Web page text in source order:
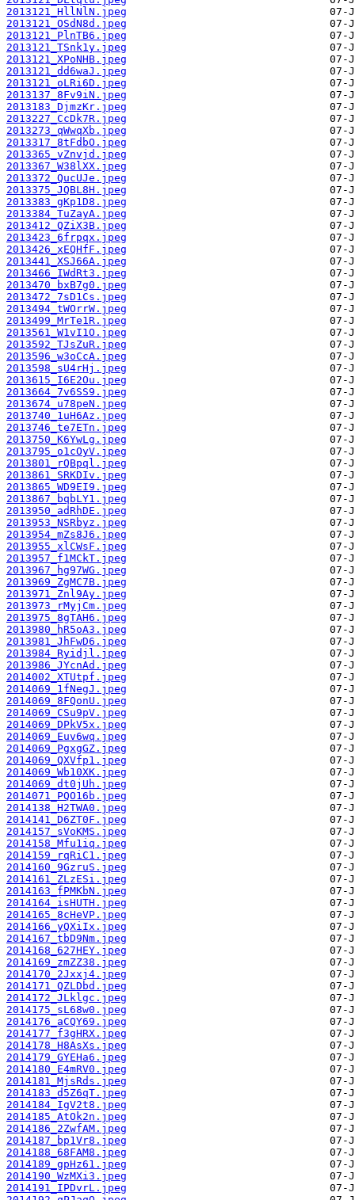
2013121_HllNlN.jpeg
2013121_OSdN8d.jpeg
2013121_PlnTB6.jpeg
2013121_TSnk1y.jpeg
2013121_XPoNHB.jpeg
2013121_dd6waJ.jpeg
2013121_oLRi6D.jpeg
2013137_8Fv9iN.jpeg
2013183_DjmzKr.jpeg
2013227_CcDk7R.jpeg
2013273_qWwqXb.jpeg
2013317_8tFdbO.jpeg
2013365_vZnvjd.jpeg
2013367_W38lXX.jpeg
2013372_QucUJe.jpeg
2013375_JQBL8H.jpeg
2013383_gKp1D8.jpeg
2013384_TuZayA.jpeg
2013412_QZiX3B.jpeg
2013423_6frpqx.jpeg
2013426_xEQHfF.jpeg
2013441_XSJ66A.jpeg
2013466_IWdRt3.jpeg
2013470_bxB7g0.jpeg
2013472_7sD1Cs.jpeg
2013494_tWOrrW.jpeg
2013499_MrTe1R.jpeg
2013561_W1vI1O.jpeg
2013592_TJsZuR.jpeg
2013596_w3oCcA.jpeg
2013598_sU4rHj.jpeg
2013615_I6E2Ou.jpeg
2013664_7v6SS9.jpeg
2013674_u78peN.jpeg
2013740_1uH6Az.jpeg
2013746_te7ETn.jpeg
2013750_K6YwLg.jpeg
2013795_o1cOyV.jpeg
2013801_rQBpql.jpeg
2013861_SRKDIv.jpeg
2013865_WD9EI9.jpeg
2013867_bqbLY1.jpeg
2013950_adRhDE.jpeg
2013953_NSRbyz.jpeg
2013954_mZs8J6.jpeg
2013955_xlCWsF.jpeg
2013957_f1MCkT.jpeg
2013967_hg97WG.jpeg
2013969_ZgMC7B.jpeg
2013971_Znl9Ay.jpeg
2013973_rMyjCm.jpeg
2013975_8gTAH6.jpeg
2013980_hR5oA3.jpeg
2013981_JhFwD6.jpeg
2013984_Ryidjl.jpeg
2013986_JYcnAd.jpeg
2014002_XTUtpf.jpeg
2014069_1fNegJ.jpeg
2014069_8FQonU.jpeg
2014069_CSu9pV.jpeg
2014069_DPkV5x.jpeg
2014069_Euv6wq.jpeg
2014069_PgxgGZ.jpeg
2014069_QXVfp1.jpeg
2014069_Wb10XK.jpeg
2014069_dt0jUh.jpeg
2014071_PQO16b.jpeg
2014138_H2TWA0.jpeg
2014141_D6ZT0F.jpeg
2014157_sVoKMS.jpeg
2014158_Mfu1iq.jpeg
2014159_rqRiC1.jpeg
2014160_9GzruS.jpeg
2014161_ZLzESi.jpeg
2014163_fPMKbN.jpeg
2014164_isHUTH.jpeg
2014165_8cHeVP.jpeg
2014166_yQXiIx.jpeg
2014167_tbD9Nm.jpeg
2014168_627HEY.jpeg
2014169_zmZZ38.jpeg
2014170_2Jxxj4.jpeg
2014171_QZLDbd.jpeg
2014172_JLklgc.jpeg
2014175_sL68w0.jpeg
2014176_aCQY69.jpeg
2014177_f3gHRX.jpeg
2014178_H8AsXs.jpeg
2014179_GYEHa6.jpeg
2014180_E4mRV0.jpeg
2014181_MjsRds.jpeg
2014183_d5Z6qT.jpeg
2014184_IgV2t8.jpeg
2014185_AtOk2n.jpeg
2014186_2ZwfAM.jpeg
2014187_bp1Vr8.jpeg
2014188_68FAM8.jpeg
2014189_gpHz61.jpeg
2014190_WzMXi3.jpeg
2014191_IPDvrL.jpeg